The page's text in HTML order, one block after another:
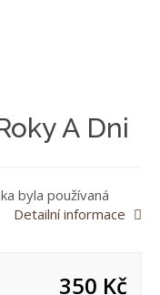
A Dni
byla používaná
Detailní informace
350 Kč